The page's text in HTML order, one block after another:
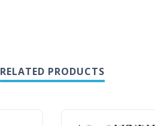
RELATED PRODUCTS